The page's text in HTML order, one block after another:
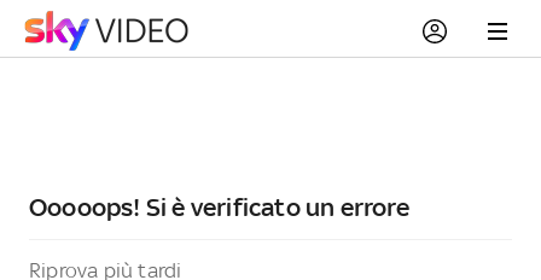
Ooooops! Si è verificato un errore
Riprova più tardi